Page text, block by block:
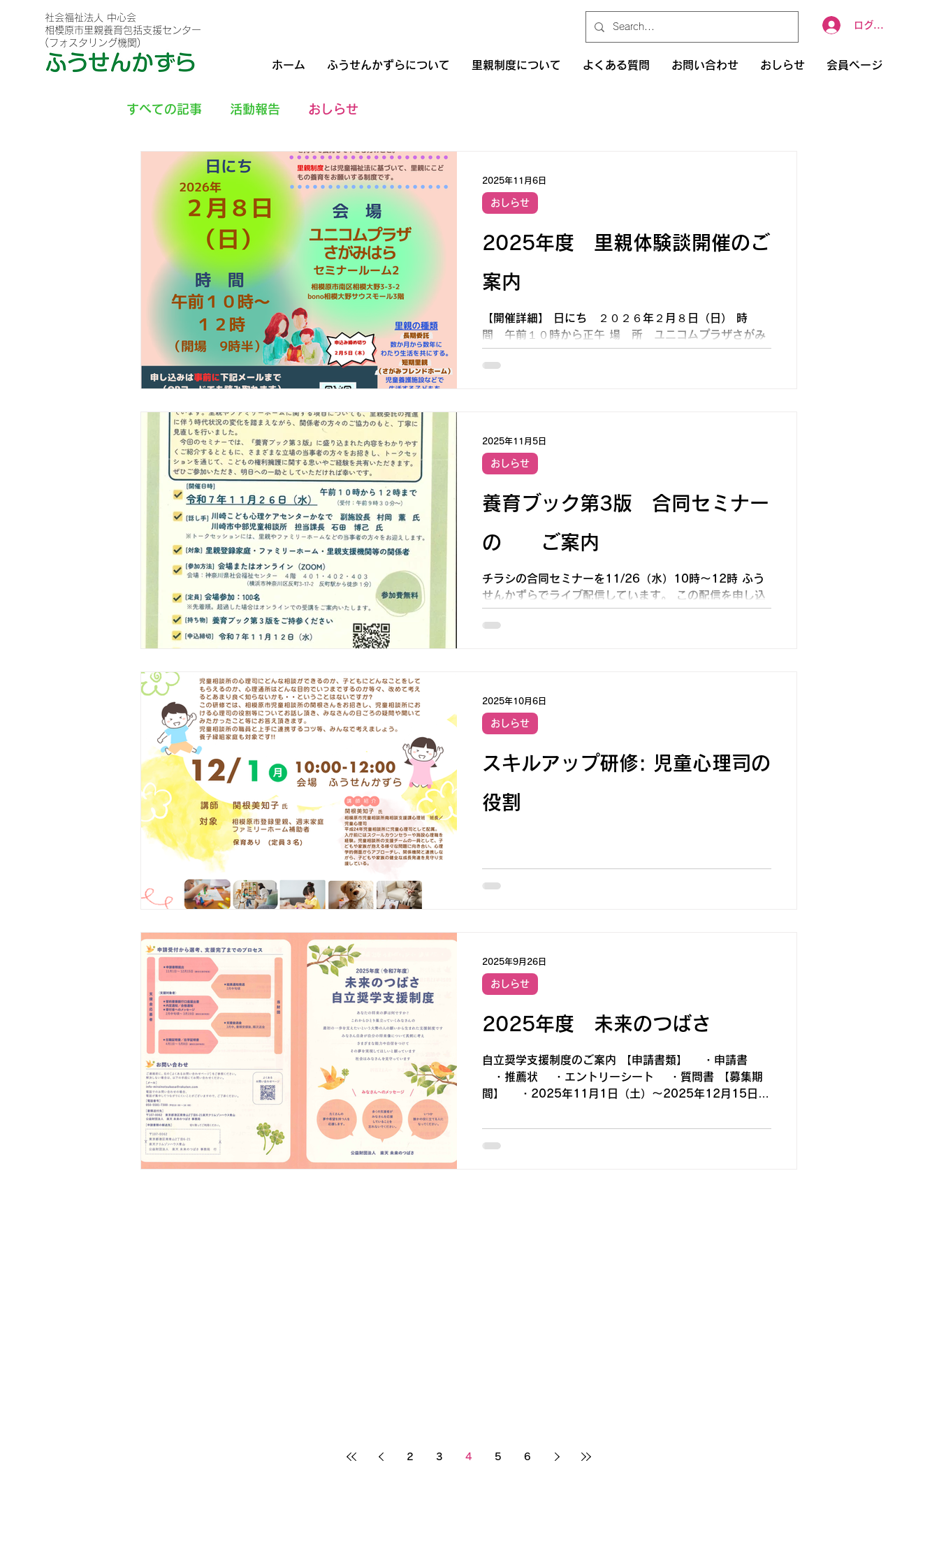
社会福祉法人 中心会
相模原市里親養育包括支援センター
(フォスタリング機関)
ログイン
ホーム ふうせんかずらについて 里親制度について よくある質問 お問い合わせ おしらせ 会員ページ
すべての記事 活動報告 おしらせ
2025年度 里親体験談開催のご
案内
【開催詳細】 日にち ２０２６年２月８日（日） 時
間 午前１０時から正午 場 所 ユニコムプラザさがみ
はら セミナールーム２ 【申し込みの締め切り】 ２０２
６年２月５日（木） ※里親になりたい方、少し気になる
になるお話が聞けます。 【問い合わせ】 名 称：相
模原市里親養育包括支援センター『ふうせんかずら』
電 話：042-704-8433（午前９時～午後６時）
おしらせ
2025年11月6日
養育ブック第3版 合同セミナー
の ご案内
チラシの合同セミナーを11/26（水）10時～12時 ふう
せんかずらでライブ配信しています。 この配信を申し込
み不要でいつでも見に来ていただけます。 配信見学対象
者 ：里親登録家庭、ファミリーホーム、里親支援機関等
おしらせ
2025年11月5日
スキルアップ研修: 児童心理司の
役割
おしらせ
2025年10月6日
2025年度 未来のつばさ
自立奨学支援制度のご案内 【申請書類】 ・申請書
・推薦状 ・エントリーシート ・質問書 【募集期
間】 ・2025年11月1日（土）～2025年12月15日
つばさ自立奨学支援制度」に関する問い合わせ】...
おしらせ
2025年9月26日
2 3 4 5 6